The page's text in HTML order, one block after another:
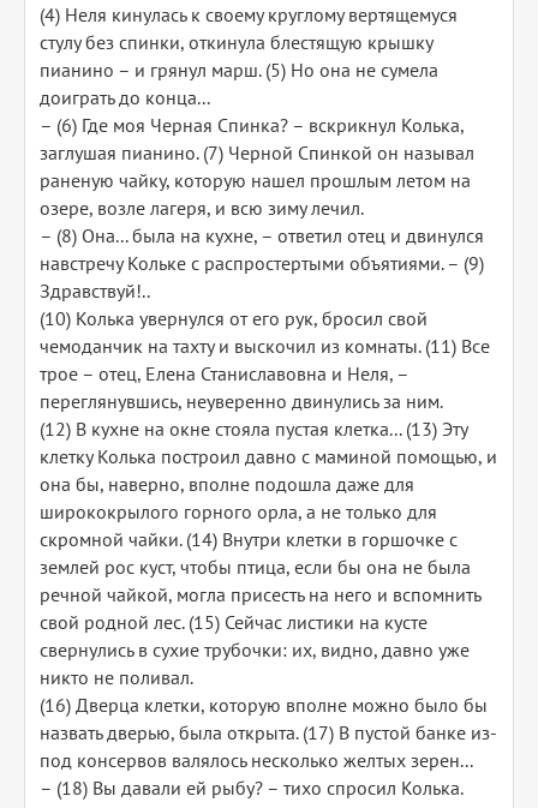
(4) Неля кинулась к своему круглому вертящемуся
стулу без спинки, откинула блестящую крышку
пианино – и грянул марш. (5) Но она не сумела
доиграть до конца...
– (6) Где моя Черная Спинка? – вскрикнул Колька,
заглушая пианино. (7) Черной Спинкой он называл
раненую чайку, которую нашел прошлым летом на
озере, возле лагеря, и всю зиму лечил.
– (8) Она... была на кухне, – ответил отец и двинулся
навстречу Кольке с распростертыми объятиями. – (9)
Здравствуй!..
(10) Колька увернулся от его рук, бросил свой
чемоданчик на тахту и выскочил из комнаты. (11) Все
трое – отец, Елена Станиславовна и Неля, –
переглянувшись, неуверенно двинулись за ним.
(12) В кухне на окне стояла пустая клетка... (13) Эту
клетку Колька построил давно с маминой помощью, и
она бы, наверно, вполне подошла даже для
ширококрылого горного орла, а не только для
скромной чайки. (14) Внутри клетки в горшочке с
землей рос куст, чтобы птица, если бы она не была
речной чайкой, могла присесть на него и вспомнить
свой родной лес. (15) Сейчас листики на кусте
свернулись в сухие трубочки: их, видно, давно уже
никто не поливал.
(16) Дверца клетки, которую вполне можно было бы
назвать дверью, была открыта. (17) В пустой банке из-
под консервов валялось несколько желтых зерен...
– (18) Вы давали ей рыбу? – тихо спросил Колька.